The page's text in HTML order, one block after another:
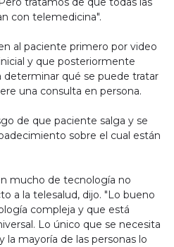
con telemedicina".
al paciente primero por video
y que posteriormente
determinar qué se puede tratar
una consulta en persona.
de que paciente salga y se
sobre el cual están
mucho de tecnología no
a la telesalud, dijo. "Lo bueno
compleja y que está
Lo único que se necesita
mayoría de las personas lo